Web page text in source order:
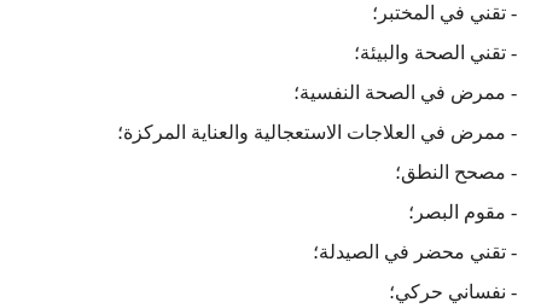
- تقني في المختبر؛
- تقني الصحة والبيئة؛
- ممرض في الصحة النفسية؛
- ممرض في العلاجات الاستعجالية والعناية المركزة؛
- مصحح النطق؛
- مقوم البصر؛
- تقني محضر في الصيدلة؛
- نفساني حركي؛